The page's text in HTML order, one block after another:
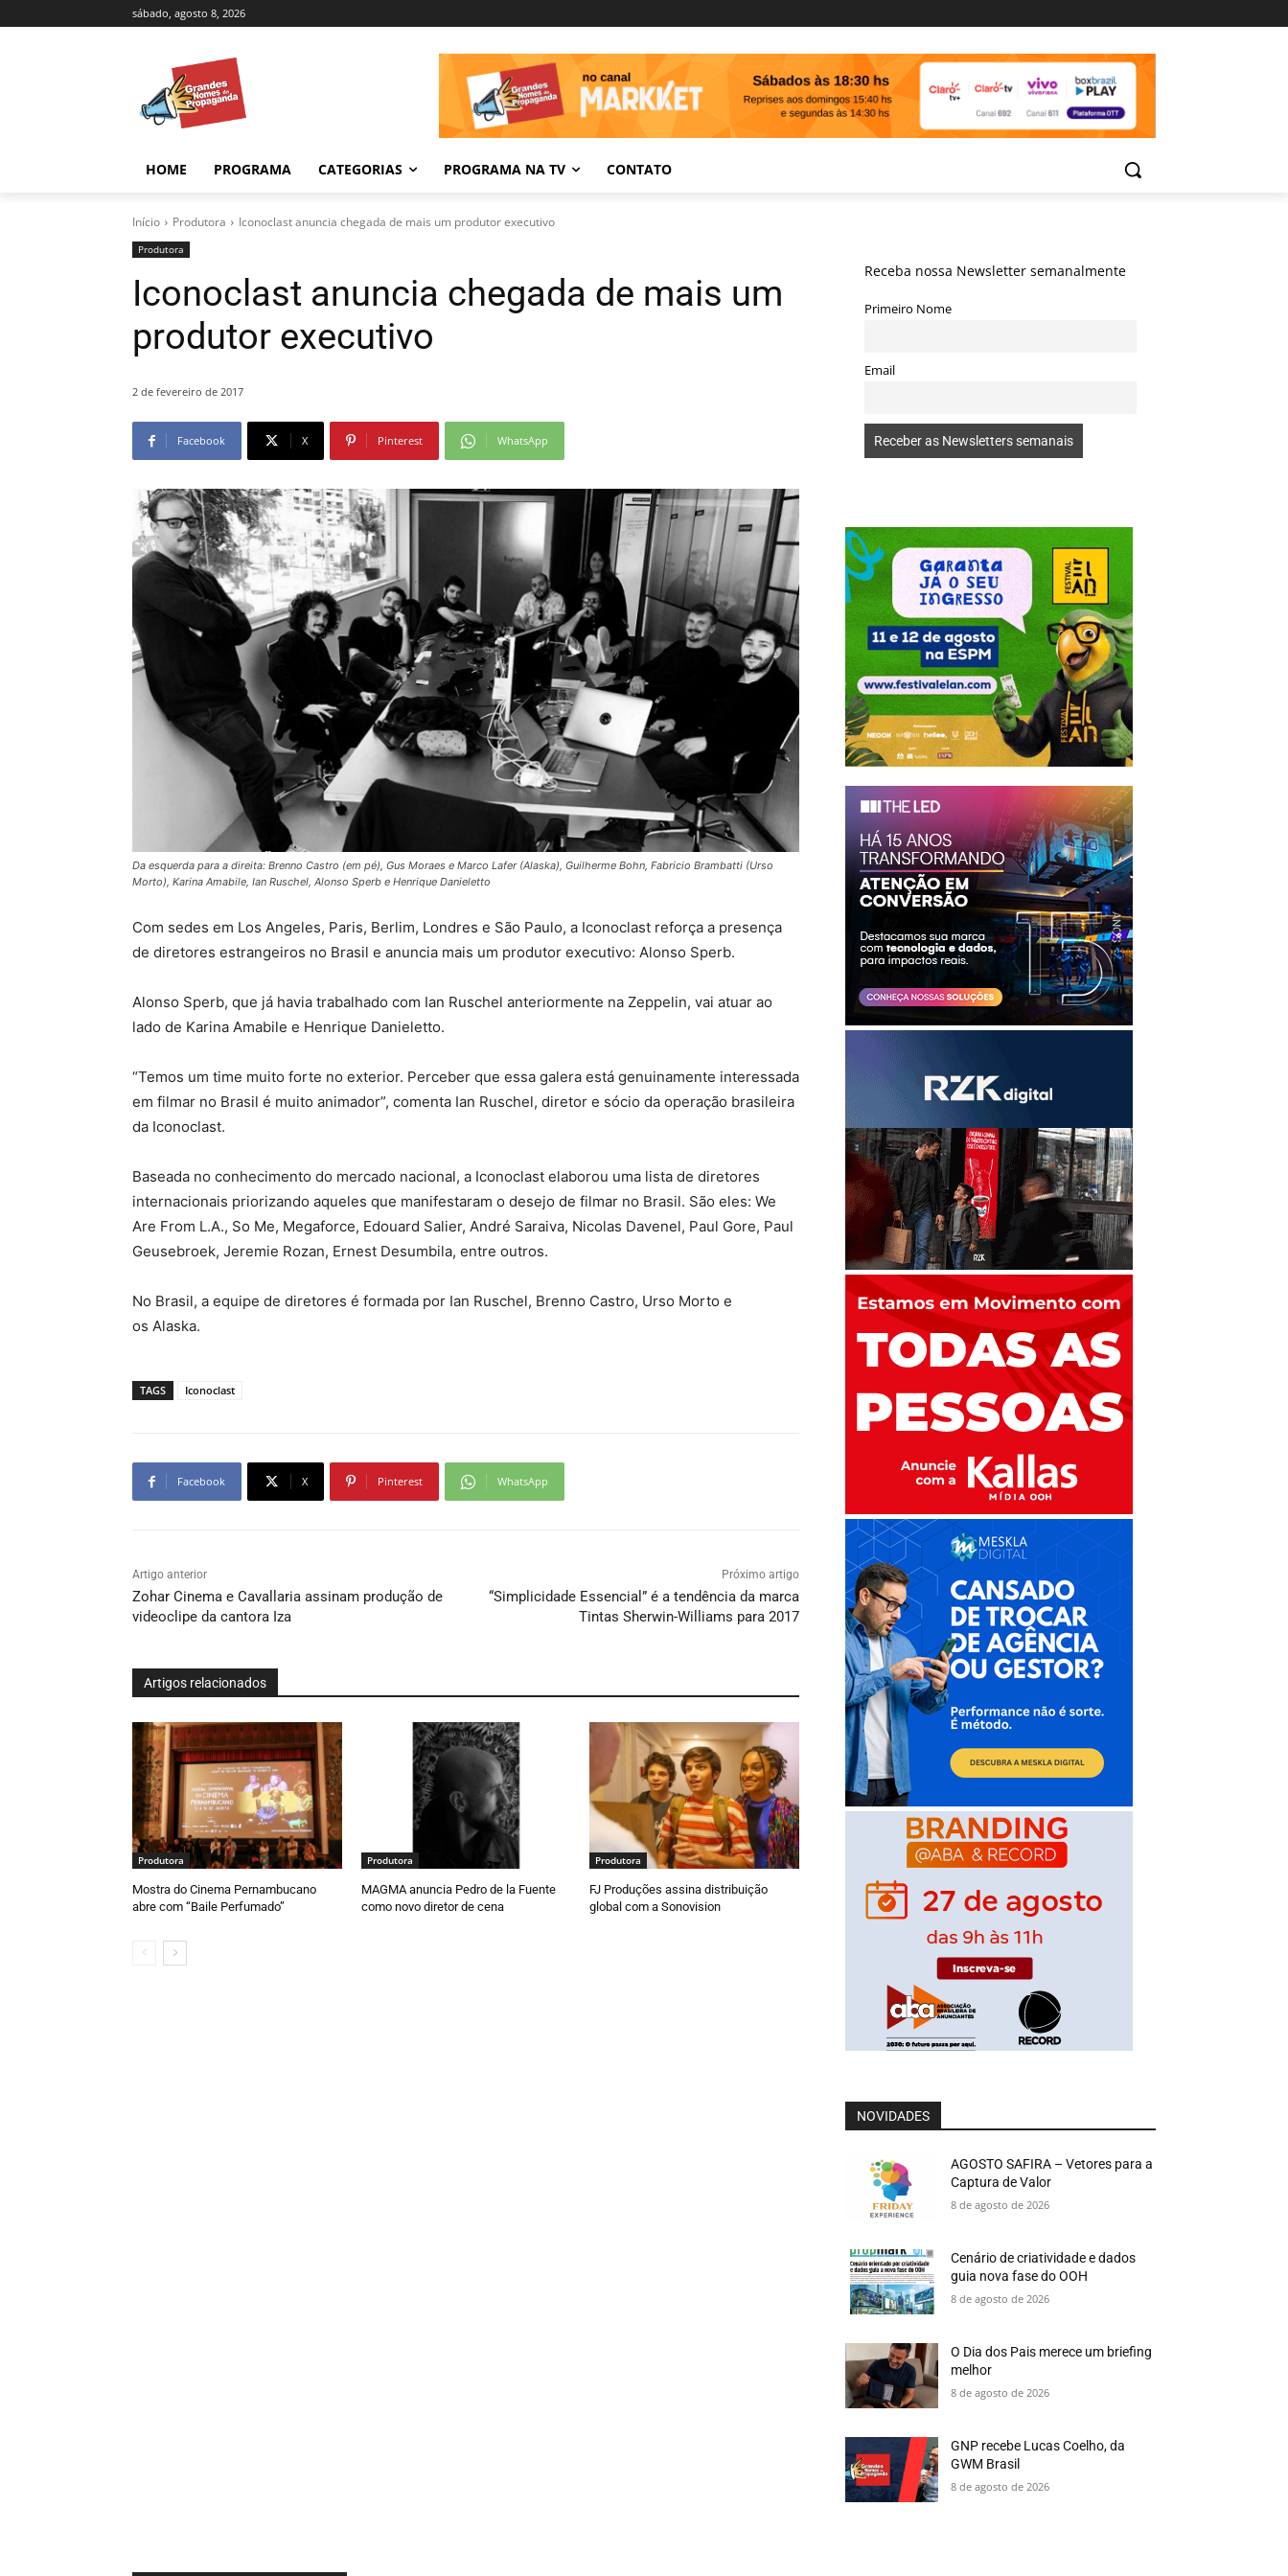
sábado, agosto 8, 2026
HOME PROGRAMA CATEGORIAS PROGRAMA NA TV CONTATO
Início Produtora Iconoclast anuncia chegada de mais um produtor executivo
Produtora
Iconoclast anuncia chegada de mais um
produtor executivo
2 de fevereiro de 2017
Facebook X Pinterest WhatsApp
Da esquerda para a direita: Brenno Castro (em pé), Gus Moraes e Marco Lafer (Alaska), Guilherme Bohn, Fabricio Brambatti (Urso
Morto), Karina Amabile, Ian Ruschel, Alonso Sperb e Henrique Danieletto
Com sedes em Los Angeles, Paris, Berlim, Londres e São Paulo, a Iconoclast reforça a presença
de diretores estrangeiros no Brasil e anuncia mais um produtor executivo: Alonso Sperb.
Alonso Sperb, que já havia trabalhado com Ian Ruschel anteriormente na Zeppelin, vai atuar ao
lado de Karina Amabile e Henrique Danieletto.
“Temos um time muito forte no exterior. Perceber que essa galera está genuinamente interessada
em filmar no Brasil é muito animador”, comenta Ian Ruschel, diretor e sócio da operação brasileira
da Iconoclast.
Baseada no conhecimento do mercado nacional, a Iconoclast elaborou uma lista de diretores
internacionais priorizando aqueles que manifestaram o desejo de filmar no Brasil. São eles: We
Are From L.A., So Me, Megaforce, Edouard Salier, André Saraiva, Nicolas Davenel, Paul Gore, Paul
Geusebroek, Jeremie Rozan, Ernest Desumbila, entre outros.
No Brasil, a equipe de diretores é formada por Ian Ruschel, Brenno Castro, Urso Morto e
os Alaska.
TAGS Iconoclast
Facebook X Pinterest WhatsApp
Artigo anterior
Zohar Cinema e Cavallaria assinam produção de
videoclipe da cantora Iza
Próximo artigo
“Simplicidade Essencial” é a tendência da marca
Tintas Sherwin-Williams para 2017
Artigos relacionados
Produtora
Mostra do Cinema Pernambucano
abre com “Baile Perfumado”
Produtora
MAGMA anuncia Pedro de la Fuente
como novo diretor de cena
Produtora
FJ Produções assina distribuição
global com a Sonovision
Receba nossa Newsletter semanalmente
Primeiro Nome
Email
NOVIDADES
AGOSTO SAFIRA – Vetores para a
Captura de Valor
8 de agosto de 2026
Cenário de criatividade e dados
guia nova fase do OOH
8 de agosto de 2026
O Dia dos Pais merece um briefing
melhor
8 de agosto de 2026
GNP recebe Lucas Coelho, da
GWM Brasil
8 de agosto de 2026